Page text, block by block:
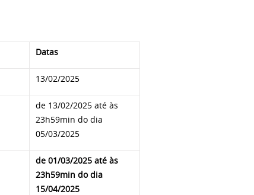
Datas
13/02/2025
de 13/02/2025 até às
23h59min do dia
05/03/2025
de 01/03/2025 até às
23h59min do dia
15/04/2025